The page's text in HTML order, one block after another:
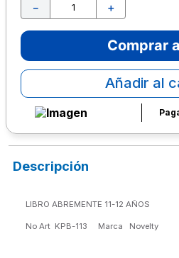
＋
－
Comprar
Añadir al
Descripción
LIBRO ABREMENTE 11-12 AÑOS
No Art  KPB-113     Marca   Novelty
escritorio